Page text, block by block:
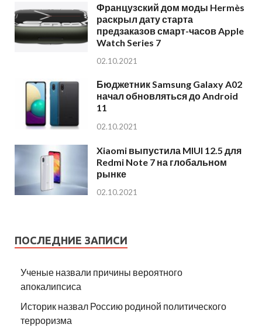
Французский дом моды Hermès
раскрыл дату старта
предзаказов смарт-часов Apple
Watch Series 7
02.10.2021
Бюджетник Samsung Galaxy A02
начал обновляться до Android
11
02.10.2021
Xiaomi выпустила MIUI 12.5 для
Redmi Note 7 на глобальном
рынке
02.10.2021
ПОСЛЕДНИЕ ЗАПИСИ
Ученые назвали причины вероятного
апокалипсиса
Историк назвал Россию родиной политического
терроризма